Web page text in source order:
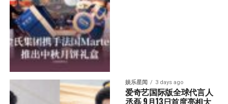
娱乐星闻 3 days ago
爱奇艺国际版全球代言人
丞磊 9月13日首度亮相大